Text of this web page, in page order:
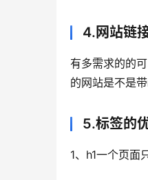
4.网站链
有多需求的的
的网站是不是
5.标签的
1、h1一个页面